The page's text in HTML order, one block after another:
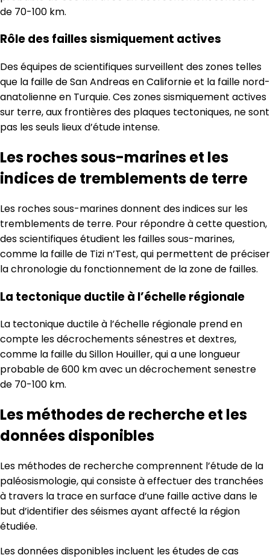
de 70-100 km.
Rôle des failles sismiquement actives
Des équipes de scientifiques surveillent des zones telles
que la faille de San Andreas en Californie et la faille nord-
anatolienne en Turquie. Ces zones sismiquement actives
sur terre, aux frontières des plaques tectoniques, ne sont
pas les seuls lieux d’étude intense.
Les roches sous-marines et les
indices de tremblements de terre
Les roches sous-marines donnent des indices sur les
tremblements de terre. Pour répondre à cette question,
des scientifiques étudient les failles sous-marines,
comme la faille de Tizi n’Test, qui permettent de préciser
la chronologie du fonctionnement de la zone de failles.
La tectonique ductile à l’échelle régionale
La tectonique ductile à l’échelle régionale prend en
compte les décrochements sénestres et dextres,
comme la faille du Sillon Houiller, qui a une longueur
probable de 600 km avec un décrochement senestre
de 70-100 km.
Les méthodes de recherche et les
données disponibles
Les méthodes de recherche comprennent l’étude de la
paléosismologie, qui consiste à effectuer des tranchées
à travers la trace en surface d’une faille active dans le
but d’identifier des séismes ayant affecté la région
étudiée.
Les données disponibles incluent les études de cas